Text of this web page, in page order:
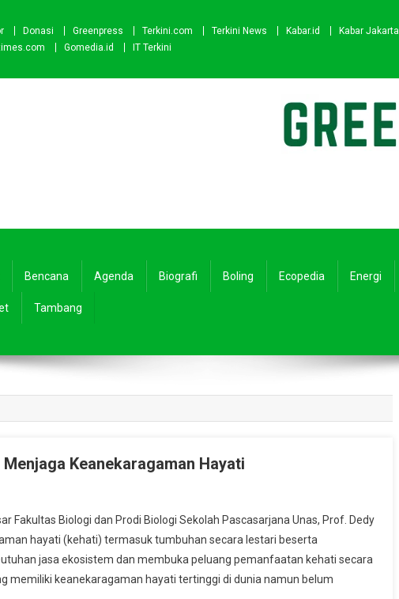
Donasi Greenpress Terkini.com Terkini News Kabar.id Kabar Jakarta
Gomedia.id IT Terkini
Bencana Agenda Biografi Boling Ecopedia Energi
Tambang
Keanekaragaman Hayati
Fakultas Biologi dan Prodi Biologi Sekolah Pascasarjana Unas, Prof. Dedy
hayati (kehati) termasuk tumbuhan secara lestari beserta
jasa ekosistem dan membuka peluang pemanfaatan kehati secara
memiliki keanekaragaman hayati tertinggi di dunia namun belum